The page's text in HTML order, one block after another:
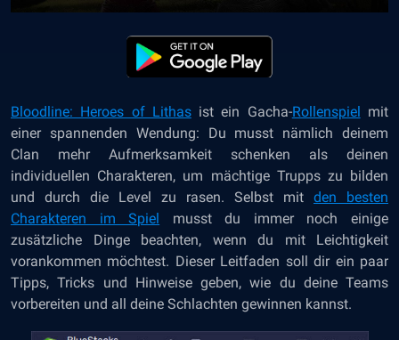
Bloodline: Heroes of Lithasist ein Gacha-Rollenspiel mit
einer spannenden Wendung: Du musst nämlich deinem
Clan mehr Aufmerksamkeit schenken als deinen
individuellen Charakteren, um mächtige Trupps zu bilden
und durch die Level zu rasen. Selbst mit den besten
Charakteren im Spiel musst du immer noch einige
zusätzliche Dinge beachten, wenn du mit Leichtigkeit
vorankommen möchtest. Dieser Leitfaden soll dir ein paar
Tipps, Tricks und Hinweise geben, wie du deine Teams
vorbereiten und all deine Schlachten gewinnen kannst.